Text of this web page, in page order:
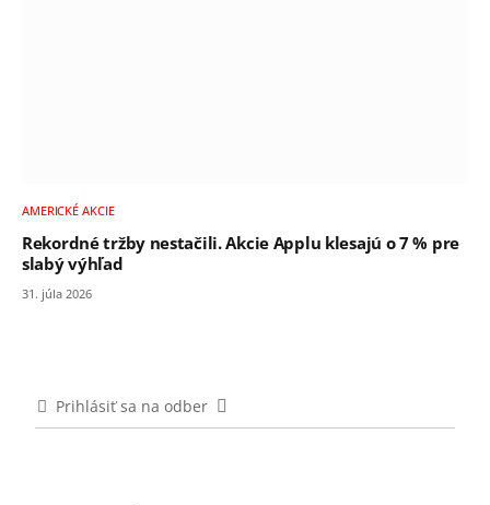
AMERICKÉ AKCIE
Rekordné tržby nestačili. Akcie Applu klesajú o 7 % pre
slabý výhľad
31. júla 2026
Prihlásiť sa na odber